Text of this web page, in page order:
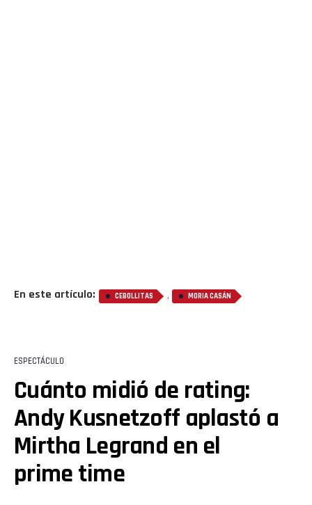
En este artículo: CEBOLLITAS , MORIA CASÁN
ESPECTÁCULO
Cuánto midió de rating:
Andy Kusnetzoff aplastó a
Mirtha Legrand en el
prime time
Pinterest
Whatsapp
Email